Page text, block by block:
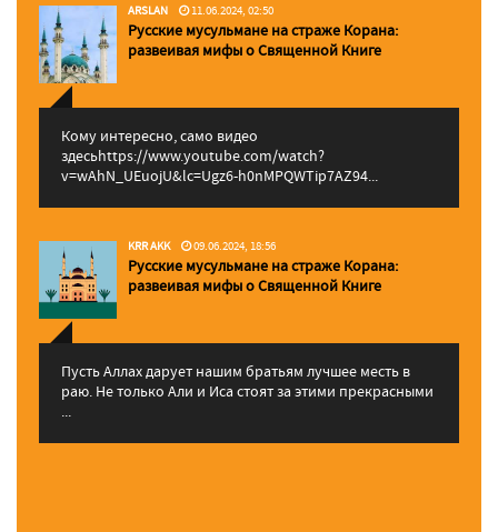
ARSLAN 11.06.2024, 02:50
Русские мусульмане на страже Корана:
pазвеивая мифы о Священной Книге
Кому интересно, само видео
здесьhttps://www.youtube.com/watch?
v=wAhN_UEuojU&lc=Ugz6-h0nMPQWTip7AZ94...
KRR AKK 09.06.2024, 18:56
Русские мусульмане на страже Корана:
pазвеивая мифы о Священной Книге
Пусть Аллах дарует нашим братьям лучшее месть в
раю. Не только Али и Иса стоят за этими прекрасными
...